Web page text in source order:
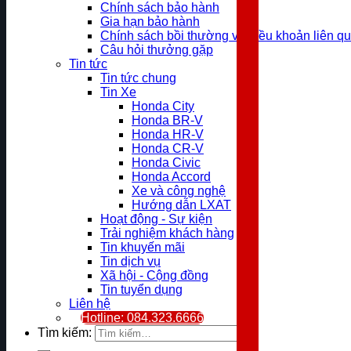
Chính sách bảo hành
Gia hạn bảo hành
Chính sách bồi thường và điều khoản liên
Câu hỏi thưởng gặp
Tin tức
Tin tức chung
Tin Xe
Honda City
Honda BR-V
Honda HR-V
Honda CR-V
Honda Civic
Honda Accord
Xe và công nghệ
Hướng dẫn LXAT
Hoạt động - Sự kiện
Trải nghiệm khách hàng
Tin khuyến mãi
Tin dịch vụ
Xã hội - Cộng đồng
Tin tuyển dụng
Liên hệ
Hotline: 084.323.6666
Tìm kiếm: